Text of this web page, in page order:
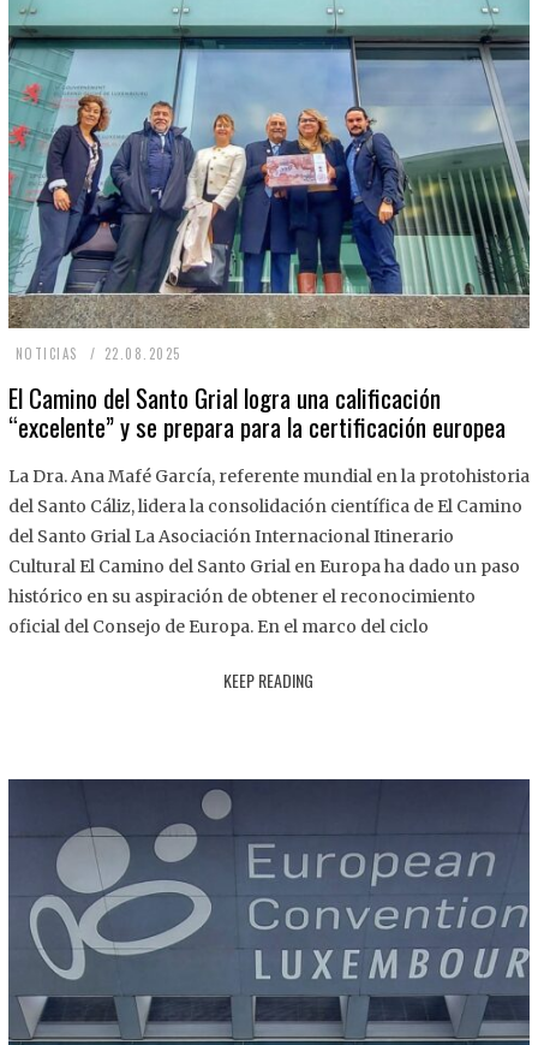
NOTICIAS 22.08.2025
.
8
2
2
El Camino del Santo Grial logra una calificación
“excelente” y se prepara para la certificación europea
La Dra. Ana Mafé García, referente mundial en la protohistoria
del Santo Cáliz, lidera la consolidación científica de El Camino
del Santo Grial La Asociación Internacional Itinerario
Cultural El Camino del Santo Grial en Europa ha dado un paso
histórico en su aspiración de obtener el reconocimiento
oficial del Consejo de Europa. En el marco del ciclo
KEEP READING